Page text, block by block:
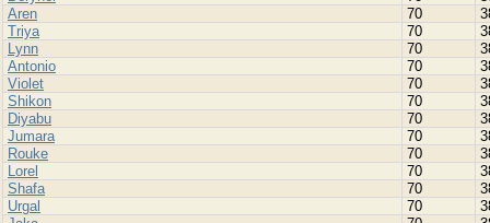
Aren
70
Triya
70
Lynn
70
Antonio
70
Violet
70
Shikon
70
Diyabu
70
Jumara
70
Rouke
70
Lorel
70
Shafa
70
Urgal
70